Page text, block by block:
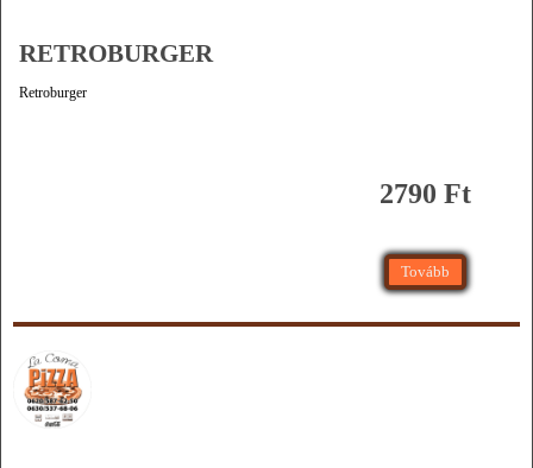
RETROBURGER
Retroburger
2790 Ft
Tovább